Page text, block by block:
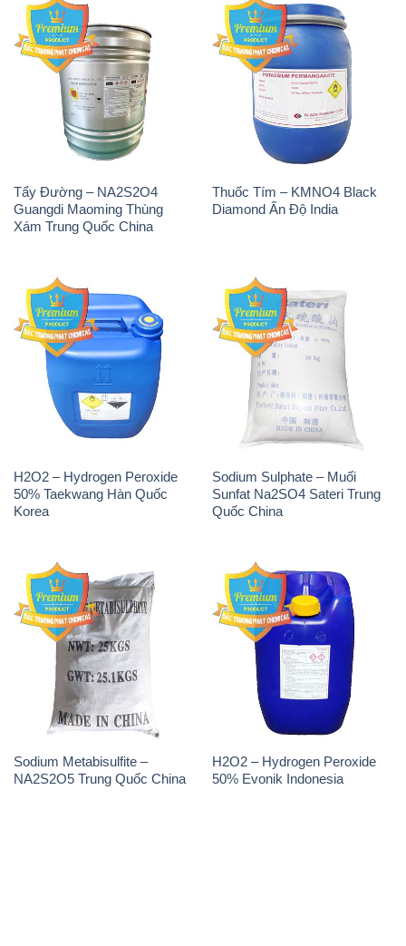
Tẩy Đường – NA2S2O4
Guangdi Maoming Thùng
Xám Trung Quốc China
Thuốc Tím – KMNO4 Black
Diamond Ấn Độ India
H2O2 – Hydrogen Peroxide
50% Taekwang Hàn Quốc
Sodium Sulphate – Muối
Sunfat Na2SO4 Sateri Trung
Quốc China
Sodium Metabisulfite –
NA2S2O5 Trung Quốc China
H2O2 – Hydrogen Peroxide
50% Evonik Indonesia